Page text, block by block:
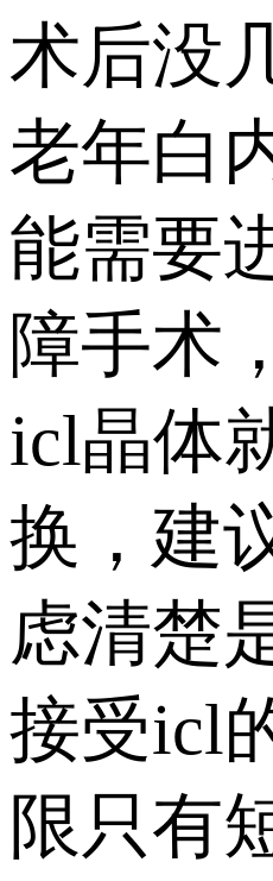
术后没
老年白
能需要
障手术
icl晶体
换，建
虑清楚
接受icl
限只有